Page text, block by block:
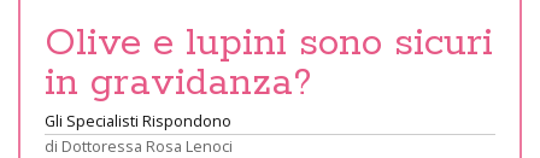
Olive e lupini sono sicuri
in gravidanza?
Gli Specialisti Rispondono
di Dottoressa Rosa Lenoci